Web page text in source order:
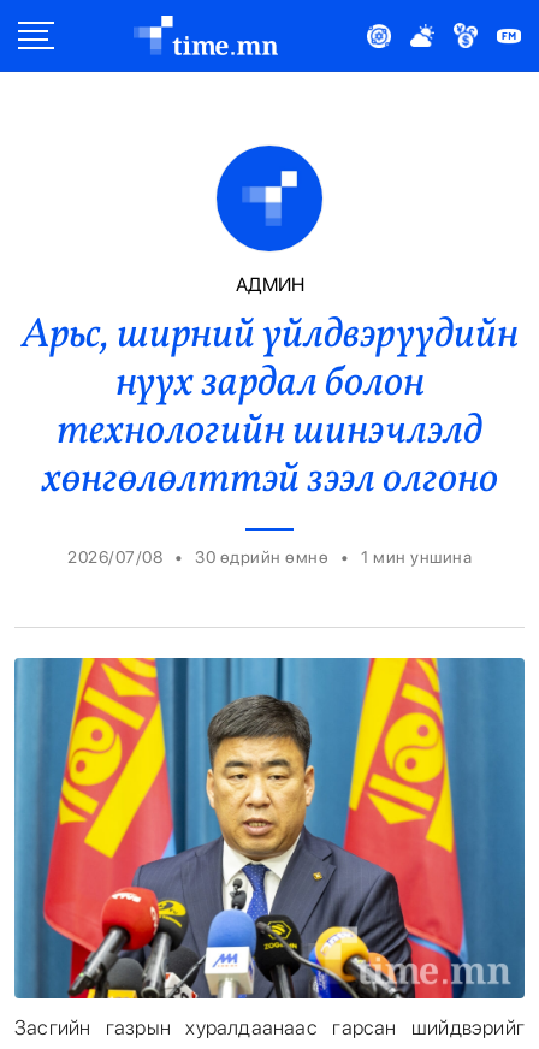
Эдийн Засаг
Нийтлэлчийн Булан
Эрүүл Мэнд
Орон Нутаг
Эрэн Сурвалжилга
АДМИН
Арьс, ширний үйлдвэрүүдийн
нүүх зардал болон
технологийн шинэчлэлд
хөнгөлөлттэй зээл олгоно
2026/07/08 • 30 өдрийн өмнө • 1 мин уншина
Засгийн газрын хуралдаанаас гарсан шийдвэрийг